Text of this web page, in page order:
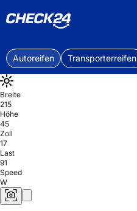
Autoreifen Transporterreifen
Breite
215
Höhe
45
Zoll
17
Last
91
Speed
W